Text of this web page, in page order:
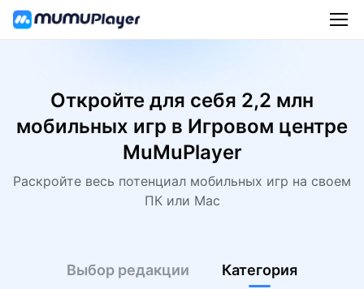
Откройте для себя 2,2 млн
мобильных игр в Игровом центре
MuMuPlayer
Раскройте весь потенциал мобильных игр на своем
ПК или Mac
Выбор редакции Категория